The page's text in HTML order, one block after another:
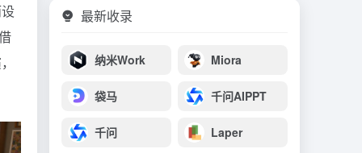
最新收录
纳米Work Miora
袋马 千问AIPPT
千问 Laper